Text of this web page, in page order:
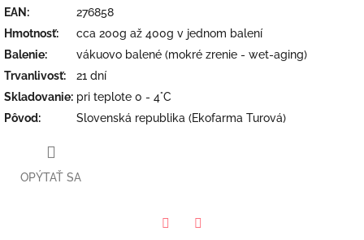
EAN :
276858
Hmotnosť:
cca 200g až 400g v jednom balení
Balenie:
vákuovo balené (mokré zrenie - wet-aging)
Trvanlivosť:
21 dní
Skladovanie: pri teplote 0 - 4°C
Pôvod: Slovenská republika (Ekofarma Turová)
OPÝTAŤ SA